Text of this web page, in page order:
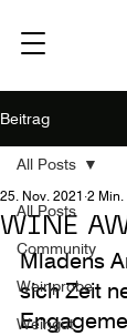
Beitrag
All Posts
Community
Weinprobe
Weingut
All Posts
WINE
25. Nov. 2021 2 Min.
Mladens
sich Zeit